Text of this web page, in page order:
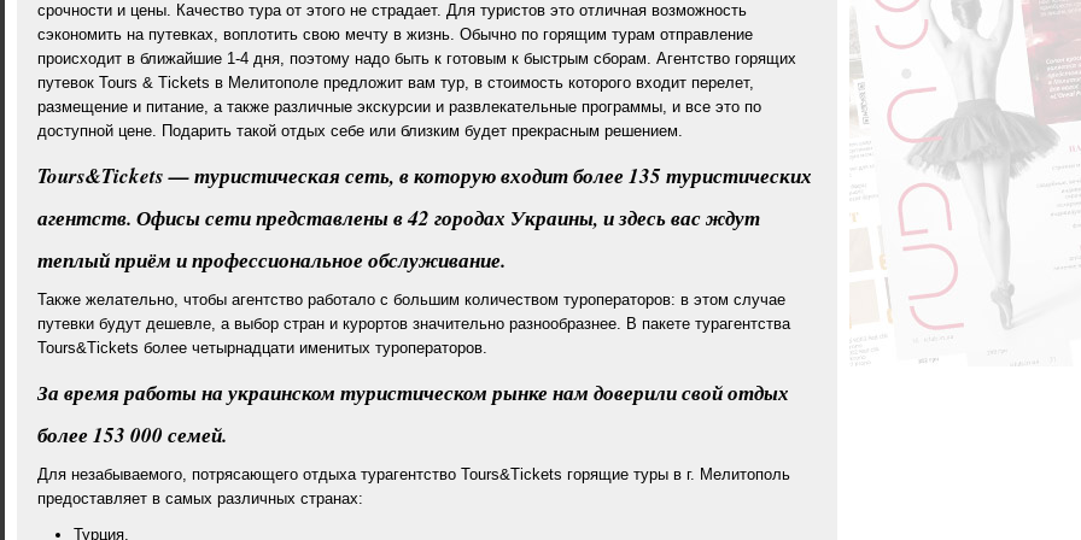
срочности и цены. Качество тура от этого не страдает. Для туристов это отличная возможность
сэкономить на путевках, воплотить свою мечту в жизнь. Обычно по горящим турам отправление
происходит в ближайшие 1-4 дня, поэтому надо быть к готовым к быстрым сборам. Агентство горящих
путевок Tours & Tickets в Мелитополе предложит вам тур, в стоимость которого входит перелет,
размещение и питание, а также различные экскурсии и развлекательные программы, и все это по
доступной цене. Подарить такой отдых себе или близким будет прекрасным решением.
Tours&Tickets — туристическая сеть, в которую входит более 135 туристических
агентств. Офисы сети представлены в 42 городах Украины, и здесь вас ждут
теплый приём и профессиональное обслуживание.
Также желательно, чтобы агентство работало с большим количеством туроператоров: в этом случае
путевки будут дешевле, а выбор стран и курортов значительно разнообразнее. В пакете турагентства
Tours&Tickets более четырнадцати именитых туроператоров.
За время работы на украинском туристическом рынке нам доверили свой отдых
более 153 000 семей.
Для незабываемого, потрясающего отдыха турагентство Tours&Tickets горящие туры в г. Мелитополь
предоставляет в самых различных странах:
Турция,